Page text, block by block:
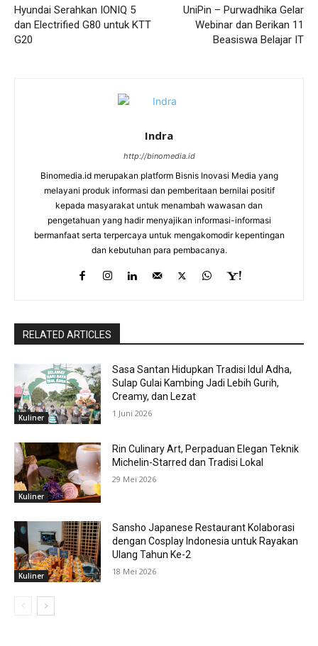
Hyundai Serahkan IONIQ 5
dan Electrified G80 untuk KTT
G20
UniPin – Purwadhika Gelar
Webinar dan Berikan 11
Beasiswa Belajar IT
Indra
http://binomedia.id
Binomedia.id merupakan platform Bisnis Inovasi Media yang
melayani produk informasi dan pemberitaan bernilai positif
kepada masyarakat untuk menambah wawasan dan
pengetahuan yang hadir menyajikan informasi-informasi
bermanfaat serta terpercaya untuk mengakomodir kepentingan
dan kebutuhan para pembacanya.
RELATED ARTICLES
Kuliner
Sasa Santan Hidupkan Tradisi Idul Adha,
Sulap Gulai Kambing Jadi Lebih Gurih,
Creamy, dan Lezat
1 Juni 2026
Kuliner
Rin Culinary Art, Perpaduan Elegan Teknik
Michelin-Starred dan Tradisi Lokal
29 Mei 2026
Kuliner
Sansho Japanese Restaurant Kolaborasi
dengan Cosplay Indonesia untuk Rayakan
Ulang Tahun Ke-2
18 Mei 2026